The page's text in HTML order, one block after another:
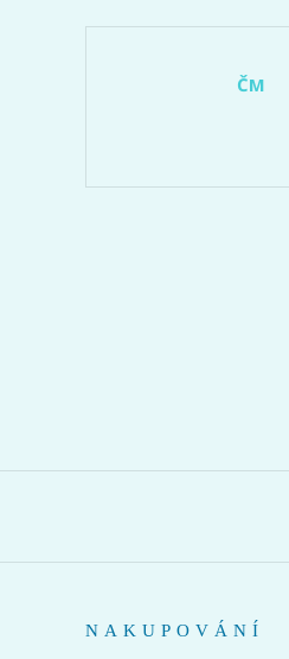
ČM
NAKUPOVÁNÍ